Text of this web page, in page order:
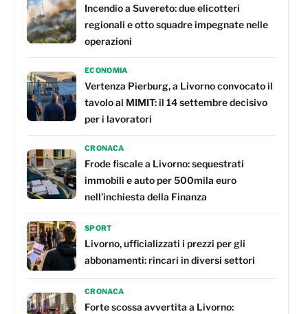
Incendio a Suvereto: due elicotteri
regionali e otto squadre impegnate nelle
operazioni
ECONOMIA
Vertenza Pierburg, a Livorno convocato il
tavolo al MIMIT: il 14 settembre decisivo
per i lavoratori
CRONACA
Frode fiscale a Livorno: sequestrati
immobili e auto per 500mila euro
nell’inchiesta della Finanza
SPORT
Livorno, ufficializzati i prezzi per gli
abbonamenti: rincari in diversi settori
CRONACA
Forte scossa avvertita a Livorno: